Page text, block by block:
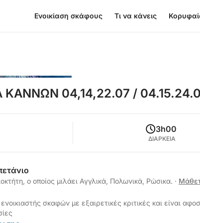
Ενοικίαση σκάφους Τι να κάνεις
04,14,22.07 /
3h00
ΔΙΑΡΚΕΙΑ
ο οποίος μιλάει Αγγλικά, Πολωνικά, Ρώσικα. ·
σκαφών με εξαιρετικές κριτικές και είναι